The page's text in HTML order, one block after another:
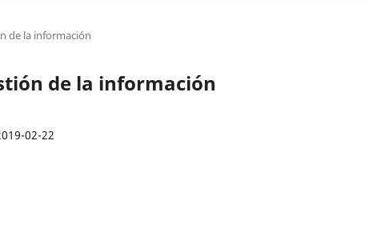
de la información
de la información
02-22